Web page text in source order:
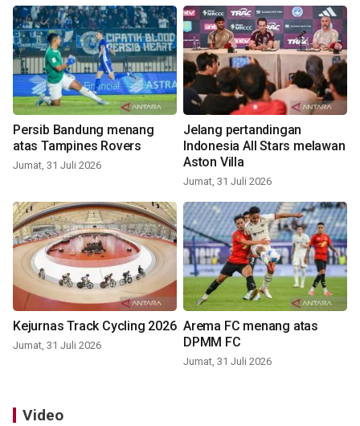
Persib Bandung menang
atas Tampines Rovers
Jumat, 31 Juli 2026
Jelang pertandingan
Indonesia All Stars melawan
Aston Villa
Jumat, 31 Juli 2026
Kejurnas Track Cycling 2026
Jumat, 31 Juli 2026
Arema FC menang atas
DPMM FC
Jumat, 31 Juli 2026
Video